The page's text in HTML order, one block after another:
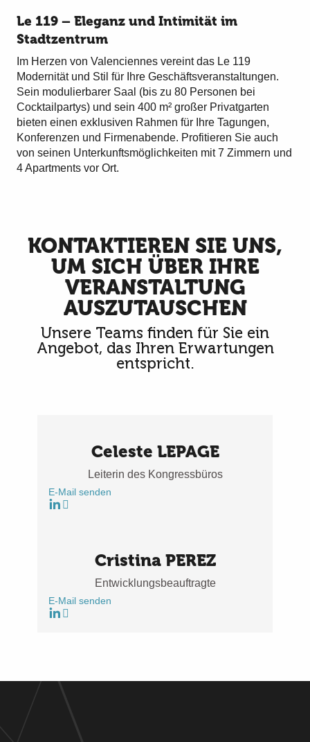
Le 119 – Eleganz und Intimität im
Stadtzentrum
Im Herzen von Valenciennes vereint das Le 119
Modernität und Stil für Ihre Geschäftsveranstaltungen.
Sein modulierbarer Saal (bis zu 80 Personen bei
Cocktailpartys) und sein 400 m² großer Privatgarten
bieten einen exklusiven Rahmen für Ihre Tagungen,
Konferenzen und Firmenabende. Profitieren Sie auch
von seinen Unterkunftsmöglichkeiten mit 7 Zimmern und
4 Apartments vor Ort.
KONTAKTIEREN SIE UNS,
UM SICH ÜBER IHRE
VERANSTALTUNG
AUSZUTAUSCHEN
Unsere Teams finden für Sie ein
Angebot, das Ihren Erwartungen
entspricht.
Celeste LEPAGE
Leiterin des Kongressbüros
E-Mail senden
Cristina PEREZ
Entwicklungsbeauftragte
E-Mail senden